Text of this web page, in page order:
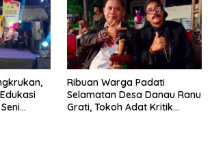
Ribuan Warga Padati
Selamatan Desa Danau Ranu
Grati, Tokoh Adat Kritik